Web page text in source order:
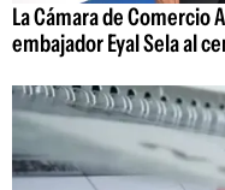
La Cámara de
embajador Eyal Sela al